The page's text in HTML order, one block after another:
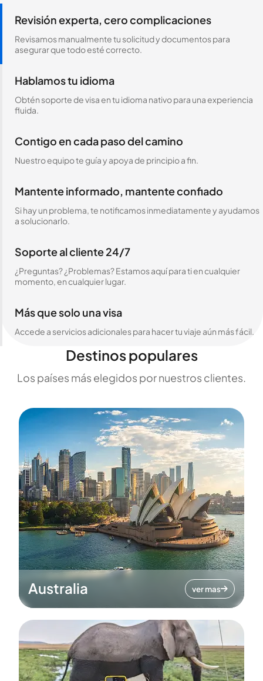
Revisión experta, cero complicaciones
Revisamos manualmente tu solicitud y documentos para
asegurar que todo esté correcto.
Hablamos tu idioma
Obtén soporte de visa en tu idioma nativo para una experiencia
fluida.
Contigo en cada paso del camino
Nuestro equipo te guía y apoya de principio a fin.
Mantente informado, mantente confiado
Si hay un problema, te notificamos inmediatamente y ayudamos
a solucionarlo.
Soporte al cliente 24/7
¿Preguntas? ¿Problemas? Estamos aquí para ti en cualquier
momento, en cualquier lugar.
Más que solo una visa
Accede a servicios adicionales para hacer tu viaje aún más fácil.
Destinos populares
Los países más elegidos por nuestros clientes.
Australia ver mas